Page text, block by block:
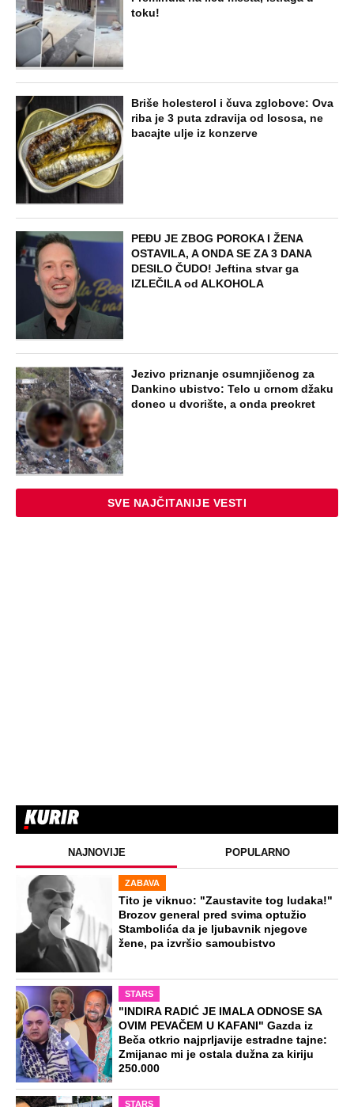
toku!
Briše holesterol i čuva zglobove: Ova
riba je 3 puta zdravija od lososa, ne
bacajte ulje iz konzerve
PEĐU JE ZBOG POROKA I ŽENA
OSTAVILA, A ONDA SE ZA 3 DANA
DESILO ČUDO! Jeftina stvar ga
IZLEČILA od ALKOHOLA
Jezivo priznanje osumnjičenog za
Dankino ubistvo: Telo u crnom džaku
doneo u dvorište, a onda preokret
SVE NAJČITANIJE VESTI
NAJNOVIJE POPULARNO
ZABAVA
Tito je viknuo: "Zaustavite tog ludaka!"
Brozov general pred svima optužio
Stambolića da je ljubavnik njegove
žene, pa izvršio samoubistvo
STARS
"INDIRA RADIĆ JE IMALA ODNOSE SA
OVIM PEVAČEM U KAFANI" Gazda iz
Beča otkrio najprljavije estradne tajne:
Zmijanac mi je ostala dužna za kiriju
250.000
STARS